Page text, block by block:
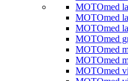
MOTOmed
MOTOmed
MOTOmed
MOTOmed
MOTOmed
MOTOmed
MOTOmed